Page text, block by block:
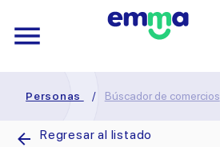
Personas / Búscador de comercios
Regresar al listado